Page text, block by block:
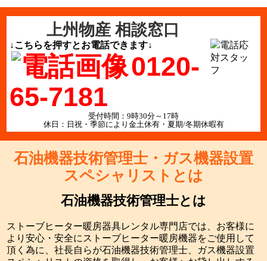
上州物産 相談窓口
↓こちらを押すとお電話できます↓
0120-
65-7181
受付時間：9時30分～17時
休日：日祝・季節により金土休有・夏期/冬期休暇有
石油機器技術管理士・ガス機器設置
スペシャリストとは
石油機器技術管理士とは
ストーブヒーター暖房器具レンタル専門店では、お客様に
より安心・安全にストーブヒーター暖房機器をご使用して
頂く為に、社長自らが石油機器技術管理士、ガス機器設置